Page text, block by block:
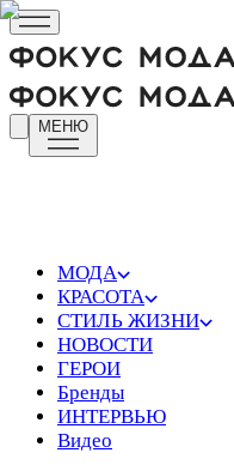
МЕНЮ
МОДА
КРАСОТА
СТИЛЬ ЖИЗНИ
НОВОСТИ
ГЕРОИ
Бренды
ИНТЕРВЬЮ
Видео